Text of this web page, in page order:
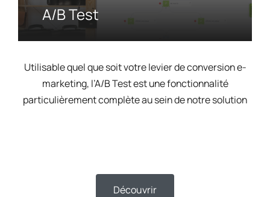
A/B Test
Utilisable quel que soit votre levier de conversion e-
marketing, l’A/B Test est une fonctionnalité
particulièrement complète au sein de notre solution
Découvrir